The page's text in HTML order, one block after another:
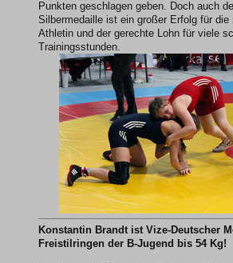
Punkten geschlagen geben. Doch auch
Silbermedaille ist ein großer Erfolg für die
Athletin und der gerechte Lohn für viele
Trainingsstunden.
Konstantin Brandt ist Vize-Deutscher
Freistilringen der B-Jugend bis 54 Kg!